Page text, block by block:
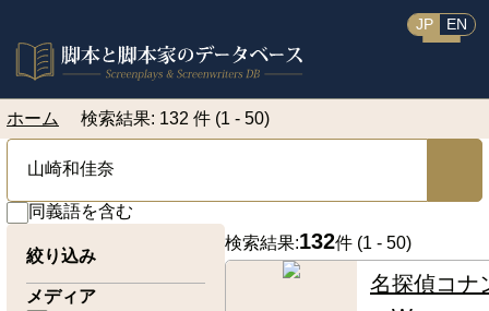
JP EN
ホーム 検索結果: 132 件 (1 - 50)
同義語を含む
絞り込み
メディア
検索結果:132件 (1 - 50)
名探偵コナ